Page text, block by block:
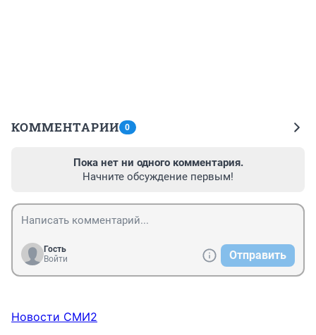
КОММЕНТАРИИ 0
Пока нет ни одного комментария.
Начните обсуждение первым!
Гость
Войти
Отправить
Новости СМИ2